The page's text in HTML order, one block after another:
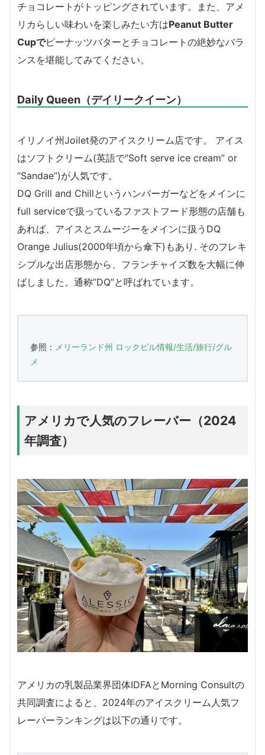
チョコレートがトッピングされています。また、アメ
リカらしい味わいを楽しみたい方はPeanut Butter
Cupでピーナッツバターとチョコレートの絶妙なバラ
ンスを堪能してみてください。
Daily Queen（デイリークイーン）
イリノイ州Joilet発のアイスクリーム店です。 アイス
はソフトクリーム(英語で”Soft serve ice cream” or
“Sandae”)が人気です。
DQ Grill and Chillというハンバーガーなどをメインに
full serviceで扱っているファストフード形態の店舗も
あれば、アイスとスムージーをメインに扱うDQ
Orange Julius(2000年頃から傘下)もあり. そのフレキ
シブルな出店形態から、フランチャイズ数を大幅に伸
ばしました。通称”DQ”と呼ばれています。
参照： メリーランド州 ロックビル情報/生活/旅行/グル
メ
アメリカで人気のフレーバー（2024
年調査）
アメリカの乳製品業界団体IDFAとMorning Consultの
共同調査によると、2024年のアイスクリーム人気フ
レーバーランキングは以下の通りです。